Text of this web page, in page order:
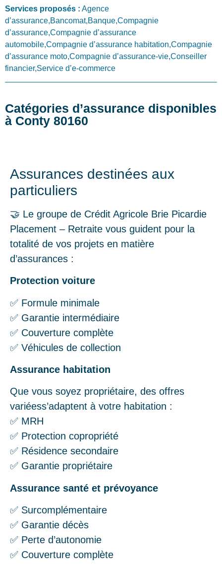
Services proposés : Agence
d’assurance,Bancomat,Banque,Compagnie
d’assurance,Compagnie d’assurance
automobile,Compagnie d’assurance habitation,Compagnie
d’assurance moto,Compagnie d’assurance-vie,Conseiller
financier,Service d’e-commerce
Catégories d’assurance disponibles
à Conty 80160
Assurances destinées aux
particuliers
🤝 Le groupe de Crédit Agricole Brie Picardie
Placement – Retraite vous guident pour la
totalité de vos projets en matière
d’assurances :
Protection voiture
✅ Formule minimale
✅ Garantie intermédiaire
✅ Couverture complète
✅ Véhicules de collection
Assurance habitation
Que vous soyez propriétaire, des offres
variéess’adaptent à votre habitation :
✅ MRH
✅ Protection copropriété
✅ Résidence secondaire
✅ Garantie propriétaire
Assurance santé et prévoyance
✅ Surcomplémentaire
✅ Garantie décès
✅ Perte d’autonomie
✅ Couverture complète